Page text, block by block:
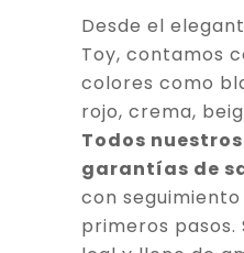
Desde el
Toy, contamos
colores como
rojo, crema,
Todos
garantías de
con
primeros